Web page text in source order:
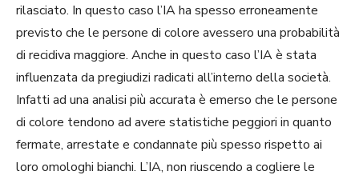
rilasciato. In questo caso l’IA ha spesso erroneamente
previsto che le persone di colore avessero una probabilità
di recidiva maggiore. Anche in questo caso l’IA è stata
influenzata da pregiudizi radicati all’interno della società.
Infatti ad una analisi più accurata è emerso che le persone
di colore tendono ad avere statistiche peggiori in quanto
fermate, arrestate e condannate più spesso rispetto ai
loro omologhi bianchi. L’IA, non riuscendo a cogliere le